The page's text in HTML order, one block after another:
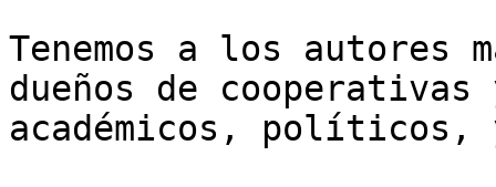
Tenemos a los autores
dueños de cooperativas
académicos, políticos,